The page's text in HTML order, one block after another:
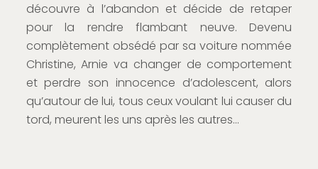
découvre à l’abandon et décide de retaper
pour la rendre flambant neuve. Devenu
complètement obsédé par sa voiture nommée
Christine, Arnie va changer de comportement
et perdre son innocence d’adolescent, alors
qu’autour de lui, tous ceux voulant lui causer du
tord, meurent les uns après les autres…